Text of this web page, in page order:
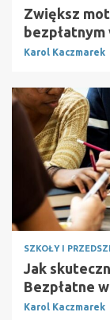
Zwiększ
Karol Kaczmarek
SZKOŁY I
Jak
Bezpłatne
Karol Kaczmarek